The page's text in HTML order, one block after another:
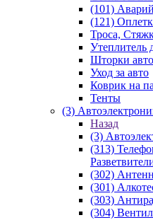
(101)
(121)
Троса,
Утеплитель
Шторки
Уход за авто
Коврик на
Тенты
(3)
Назад
(3)
(313)
(302)
(301)
(303)
(304)